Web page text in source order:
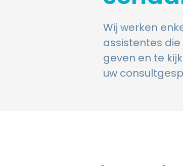
Wij werken
assistentes
geven en te
uw